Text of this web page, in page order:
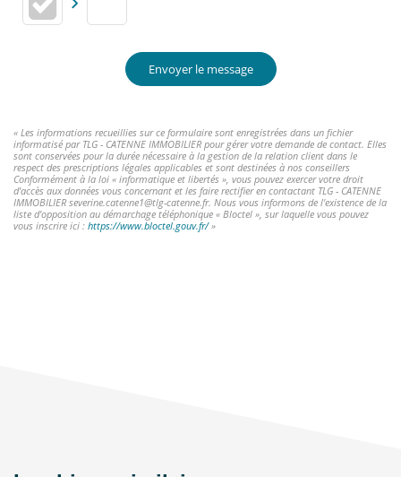
Envoyer le message
« Les informations recueillies sur ce formulaire sont enregistrées dans un fichier
informatisé par TLG - CATENNE IMMOBILIER pour gérer votre demande de contact. Elles
sont conservées pour la durée nécessaire à la gestion de la relation client dans le
respect des prescriptions légales applicables et sont destinées à nos conseillers
Conformément à la loi « informatique et libertés », vous pouvez exercer votre droit
d'accès aux données vous concernant et les faire rectifier en contactant TLG - CATENNE
IMMOBILIER severine.catenne1@tlg-catenne.fr. Nous vous informons de l'existence de la
liste d'opposition au démarchage téléphonique « Bloctel », sur laquelle vous pouvez
vous inscrire ici : https://www.bloctel.gouv.fr/»